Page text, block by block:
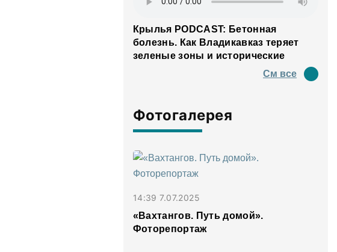
Крылья PODCAST: Бетонная
болезнь. Как Владикавказ теряет
зеленые зоны и исторические
См все
Фотогалерея
14:39 7.07.2025
«Вахтангов. Путь домой».
Фоторепортаж